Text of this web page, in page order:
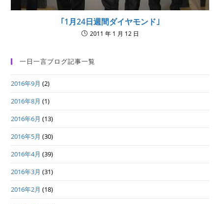
｢1月24日週間ダイヤモンド｣
2011 年 1 月 12 日
一日一言ブログ記事一覧
2016年9月 (2)
2016年8月 (1)
2016年6月 (13)
2016年5月 (30)
2016年4月 (39)
2016年3月 (31)
2016年2月 (18)